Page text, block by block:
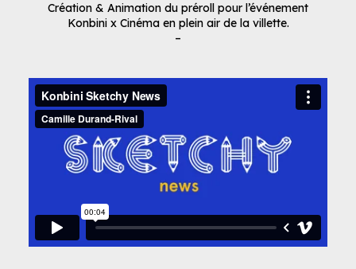
Création & Animation du préroll pour l’événement
Konbini x Cinéma en plein air de la villette.
–